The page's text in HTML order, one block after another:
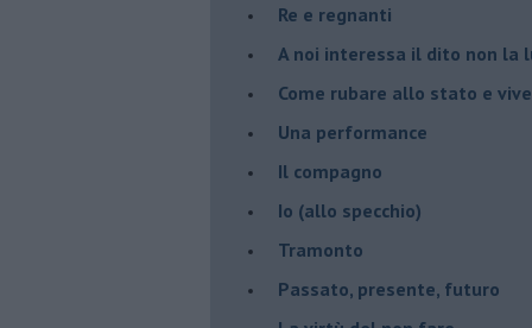
Re e regnanti
A noi interessa il dito non la
Come rubare allo stato e
Una performance
Il compagno
​Io (allo specchio)
Tramonto
Passato, presente, futuro